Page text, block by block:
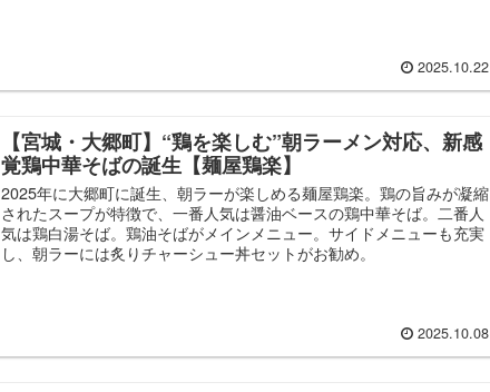
2025.10.22
【宮城・大郷町】“鶏を楽しむ”朝ラーメン対応、新感
覚鶏中華そばの誕生【麺屋鶏楽】
2025年に大郷町に誕生、朝ラーが楽しめる麺屋鶏楽。鶏の旨みが凝縮
されたスープが特徴で、一番人気は醤油ベースの鶏中華そば。二番人
気は鶏白湯そば。鶏油そばがメインメニュー。サイドメニューも充実
し、朝ラーには炙りチャーシュー丼セットがお勧め。
2025.10.08